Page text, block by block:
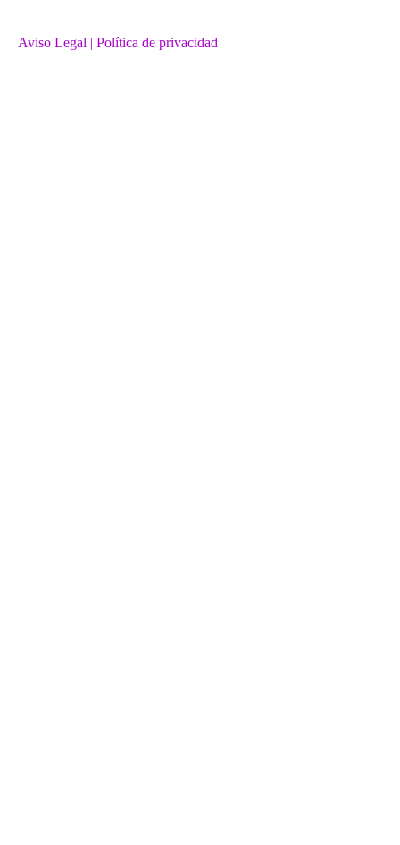
Aviso Legal | Política de privacidad